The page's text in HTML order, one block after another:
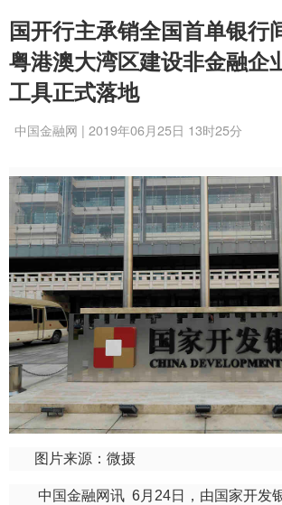
国开行主承销全国首单银行
粤港澳大湾区建设非金融企
工具正式落地
中国金融网 | 2019年06月25日 13时25分
图片来源：微摄
中国金融网讯 6月24日，由国家开发